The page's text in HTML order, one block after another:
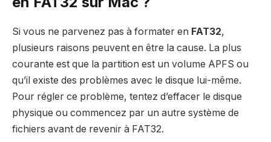
Si vous ne parvenez pas à formater en FAT32,
plusieurs raisons peuvent en être la cause. La plus
courante est que la partition est un volume APFS ou
qu’il existe des problèmes avec le disque lui-même.
Pour régler ce problème, tentez d’effacer le disque
physique ou commencez par un autre système de
fichiers avant de revenir à FAT32.